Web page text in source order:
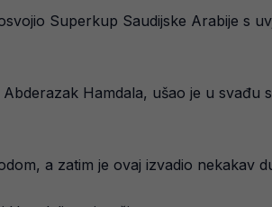
Superkup Saudijske Arabije s
Hamdala, ušao je u svađu
a zatim je ovaj izvadio nekakav